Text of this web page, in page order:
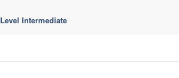
Level Intermediate